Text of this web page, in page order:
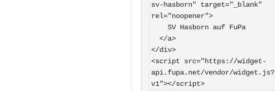
sv-hasborn" target="_blank"
rel="noopener">
</div>
<script src="https://widget-
api.fupa.net/vendor/widget.js?
v1"></script>